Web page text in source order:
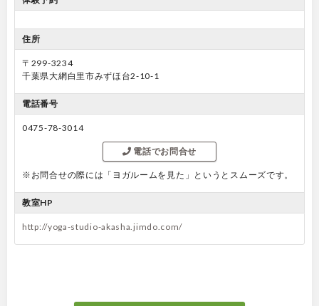
住所
〒299-3234
千葉県大網白里市みずほ台2-10-1
電話番号
0475-78-3014
電話でお問合せ
※お問合せの際には「ヨガルームを見た」というとスムーズです。
教室HP
http://yoga-studio-akasha.jimdo.com/